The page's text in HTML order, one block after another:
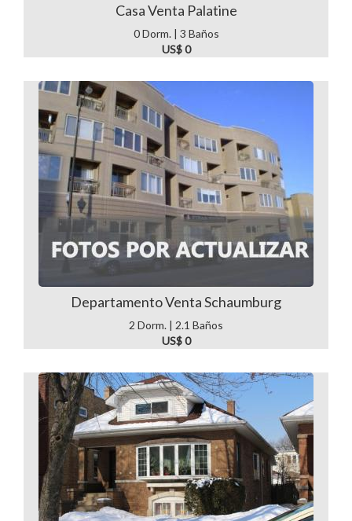
Casa Venta Palatine
0 Dorm. | 3 Baños
US$ 0
Departamento Venta Schaumburg
2 Dorm. | 2.1 Baños
US$ 0